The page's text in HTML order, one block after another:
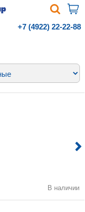
+7 (4922) 22-22-88
В наличии